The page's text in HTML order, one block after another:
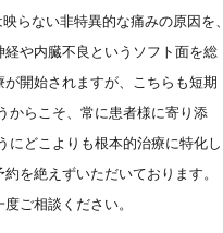
らない非特異的な痛みの原因を、
や内臓不良というソフト面を総
開始されますが、こちらも短期
からこそ、常に患者様に寄り添
にどこよりも根本的治療に特化し
を絶えずいただいております。
ご相談ください。